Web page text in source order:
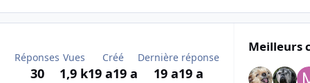
Réponses
30
Vues
1,9 k
Créé
19 a19 a
Dernière réponse
19 a19 a
Meilleurs